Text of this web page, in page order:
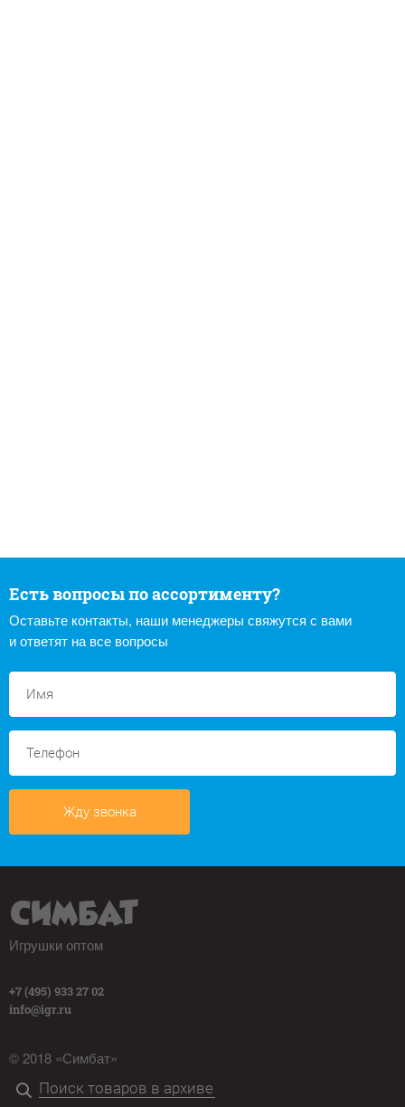
Есть вопросы по ассортименту?
Оставьте контакты, наши менеджеры свяжутся с вами
и ответят на все вопросы
Жду звонка
Игрушки оптом
+7 (495) 933 27 02
info@igr.ru
© 2018 «Симбат»